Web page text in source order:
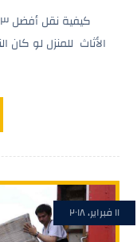
الأثاث للمنزل لو
١١ فبراير، ٢٠١٨